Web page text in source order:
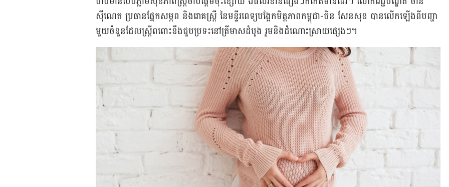
ស៊ីណេត ប្រធាន​ផ្នែក​សម្ភព និង​រោគ​ស្ត្រី នៃ​មន្ទីរពេទ្យ​បង្អែក​មិត្តភាព​កម្ពុជា-ចិន សែនសុខ បានលើក​ឡើង​ពី​បញ្ហា​
មួយ​ចំនួន​ដែល​ស្ត្រី​ពពោះ​នឹង​ជួប​ប្រទះ​នៅ​ត្រីមាស​ដំបូង រួម​និង​ដំណោះស្រាយ​ផ្សេងៗ។